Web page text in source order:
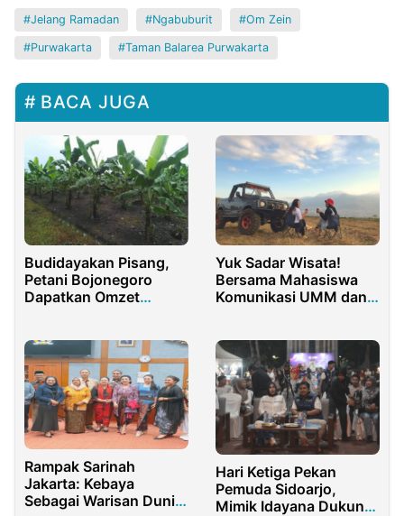
Jelang Ramadan Ngabuburit Om Zein
Purwakarta Taman Balarea Purwakarta
BACA JUGA
Budidayakan Pisang,
Petani Bojonegoro
Dapatkan Omzet
Yuk Sadar Wisata!
Bersama Mahasiswa
Komunikasi UMM dan
Jengkoang
Rampak Sarinah
Jakarta: Kebaya
Sebagai Warisan Dunia
Hari Ketiga Pekan
Pemuda Sidoarjo,
Mimik Idayana Dukung